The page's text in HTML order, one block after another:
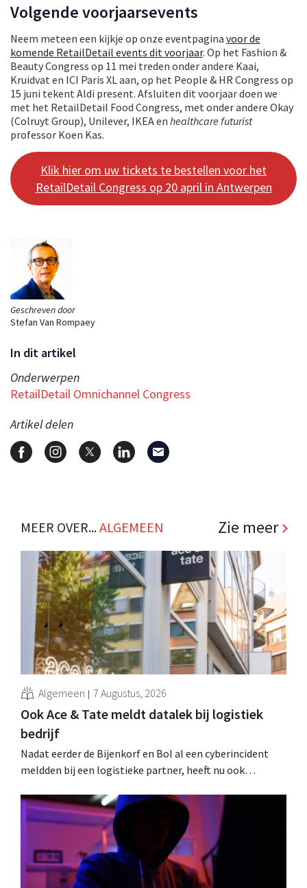
Geschreven door
Stefan Van Rompaey
In dit artikel
Onderwerpen
RetailDetail Omnichannel Congress
Artikel delen
Volgende voorjaarsevents
Neem meteen een kijkje op onze eventpagina voor de
komende RetailDetail events dit voorjaar. Op het Fashion &
Beauty Congress op 11 mei treden onder andere Kaai,
Kruidvat en ICI Paris XL aan, op het People & HR Congress op
15 juni tekent Aldi present. Afsluiten dit voorjaar doen we
met het RetailDetail Food Congress, met onder andere Okay
(Colruyt Group), Unilever, IKEA en healthcare futurist
professor Koen Kas.
Klik hier om uw tickets te bestellen voor het
RetailDetail Congress op 20 april in Antwerpen
MEER OVER...ALGEMEEN Zie meer
Algemeen 7 Augustus, 2026
Ook Ace & Tate meldt datalek bij logistiek
bedrijf
Nadat eerder de Bijenkorf en Bol al een cyberincident
meldden bij een logistieke partner, heeft nu ook
datalek. Financiële gegevens, gebruikersnamen en
wachtwoorden zijn niet getroffen.